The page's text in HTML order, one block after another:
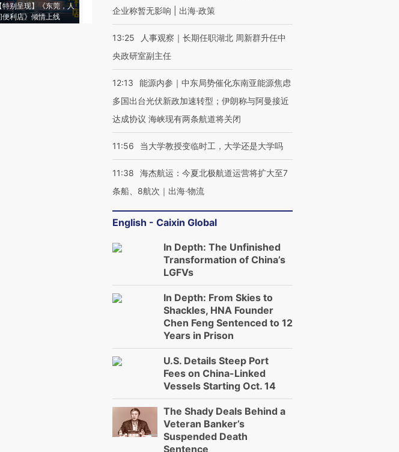
【特别呈现】《东莞，人
便利店》倾情上线
会，让数智科技“链”接产
【特别呈现】寻找100种
有意思的生活方式·第三对
企业称暂无影响 | 出海·政策
13:25
人事观察｜长期任职湖北 周新群升任中
央政研室副主任
12:13
能源内参｜中东局势催化东南亚能源焦虑
多国出台光伏新政加速转型；伊朗称与阿曼接近
达成协议 海峡现有两条航道将关闭
11:56 当大学教授变临时工，大学还是大学吗
11:38
海杰航运：今夏北极航道运营将扩大至7
条船、8航次｜出海·物流
English - Caixin Global
In Depth: The Unfinished
Transformation of China’s
LGFVs
In Depth: From Skies to
Shackles, HNA Founder
Chen Feng Sentenced to 12
Years in Prison
U.S. Details Steep Port
Fees on China-Linked
Vessels Starting Oct. 14
The Shady Deals Behind a
Veteran Banker’s
Suspended Death
Sentence